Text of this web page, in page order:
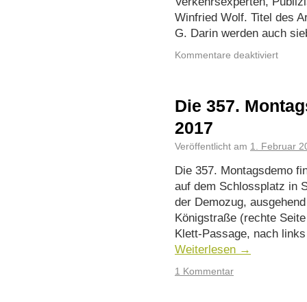
Winfried Wolf. Titel des
G. Darin werden auch
Kommentare deaktiviert
Die 357.
2017
Veröffentlicht am 1. Februar
Die 357. Montagsdemo
auf dem Schlossplatz in
der Demozug,
Königstraße (rechte
Klett-Passage, nach
Weiterlesen →
1 Kommentar